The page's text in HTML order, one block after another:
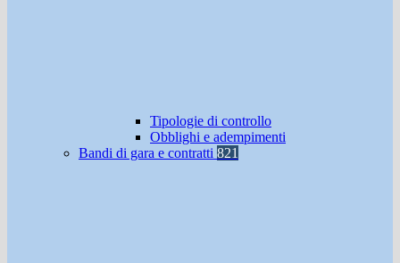
Tipologie di controllo
Obblighi e adempimenti
Bandi di gara e contratti 821